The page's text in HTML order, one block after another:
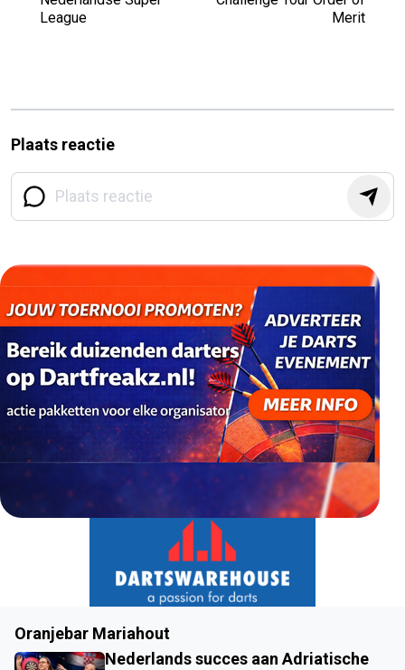
League
Merit
Plaats reactie
Oranjebar Mariahout
Nederlands succes aan Adriatische